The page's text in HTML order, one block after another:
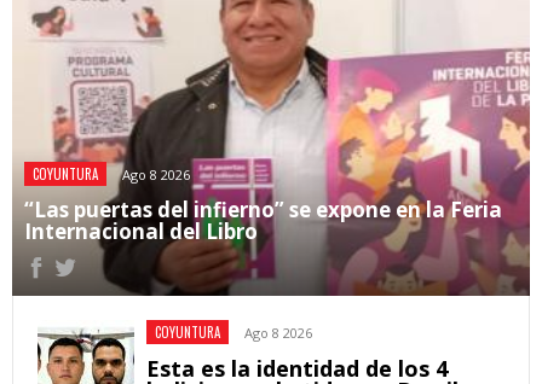
COYUNTURA Ago 8 2026
“Las puertas del infierno” se expone en la Feria
Internacional del Libro
COYUNTURA Ago 8 2026
Esta es la identidad de los 4